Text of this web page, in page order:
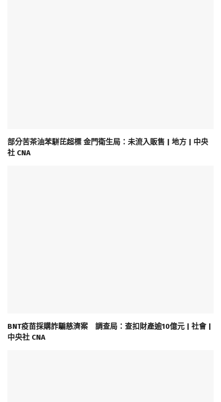
部分苦茶油苯駢芘超標 金門衛生局：未流入販售 | 地方 | 中央
社 CNA
BNT疫苗採購詐騙慈濟案 調查局：查扣財產逾10億元 | 社會 |
中央社 CNA